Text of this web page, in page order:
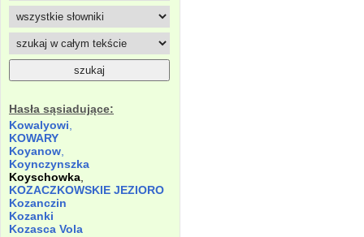
Hasła sąsiadujące:
Kowalyowi
KOWARY
Koyanow
Koynczynszka
Koyschowka
KOZACZKOWSKIE JEZIORO
Kozanczin
Kozanki
Kozasca Vola